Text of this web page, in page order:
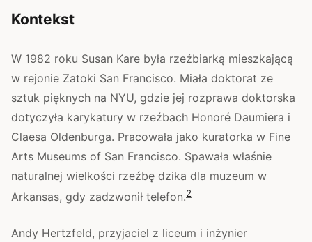
Kontekst
W 1982 roku Susan Kare była rzeźbiarką mieszkającą
w rejonie Zatoki San Francisco. Miała doktorat ze
sztuk pięknych na NYU, gdzie jej rozprawa doktorska
dotyczyła karykatury w rzeźbach Honoré Daumiera i
Claesa Oldenburga. Pracowała jako kuratorka w Fine
Arts Museums of San Francisco. Spawała właśnie
naturalnej wielkości rzeźbę dzika dla muzeum w
Arkansas, gdy zadzwonił telefon.2
Andy Hertzfeld, przyjaciel z liceum i inżynier